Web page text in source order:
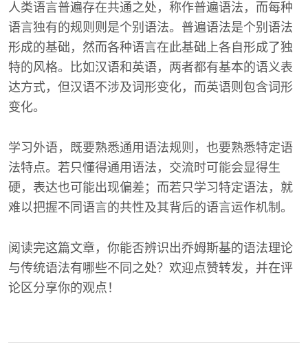
人类语言普遍存在共通之处，称作普遍语法，而每种
语言独有的规则则是个别语法。普遍语法是个别语法
形成的基础，然而各种语言在此基础上各自形成了独
特的风格。比如汉语和英语，两者都有基本的语义表
达方式，但汉语不涉及词形变化，而英语则包含词形
变化。
学习外语，既要熟悉通用语法规则，也要熟悉特定语
法特点。若只懂得通用语法，交流时可能会显得生
硬，表达也可能出现偏差；而若只学习特定语法，就
难以把握不同语言的共性及其背后的语言运作机制。
阅读完这篇文章，你能否辨识出乔姆斯基的语法理论
与传统语法有哪些不同之处？欢迎点赞转发，并在评
论区分享你的观点！